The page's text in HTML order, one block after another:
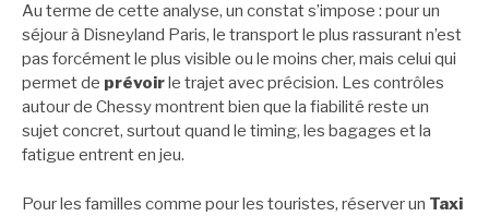
Au terme de cette analyse, un constat s’impose : pour un
séjour à Disneyland Paris, le transport le plus rassurant n’est
pas forcément le plus visible ou le moins cher, mais celui qui
permet de prévoir le trajet avec précision. Les contrôles
autour de Chessy montrent bien que la fiabilité reste un
sujet concret, surtout quand le timing, les bagages et la
fatigue entrent en jeu.
Pour les familles comme pour les touristes, réserver un Taxi